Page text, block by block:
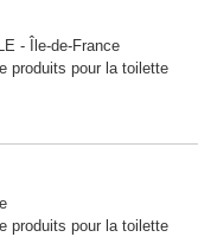
- Île-de-France
produits pour la toilette
produits pour la toilette